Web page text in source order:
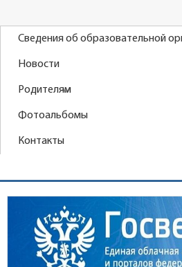
Сведения об образовательной
Новости
Родителям
Фотоальбомы
Контакты